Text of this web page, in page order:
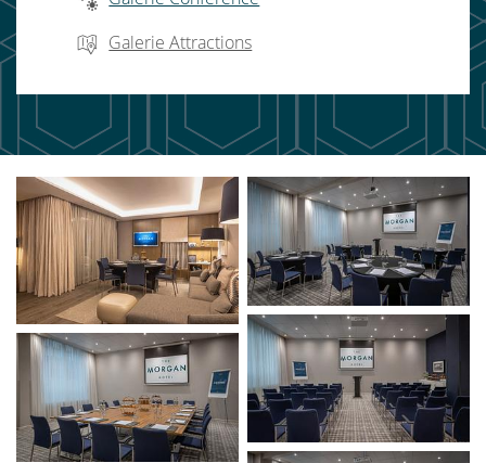
Galerie Attractions